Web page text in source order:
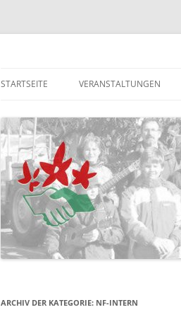
STARTSEITE VERANSTALTUNGEN
ARCHIV DER KATEGORIE: NF-INTERN